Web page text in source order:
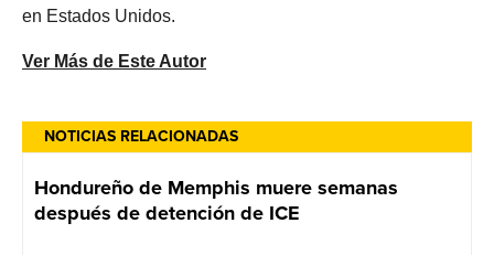
NOTICIAS RELACIONADAS
Hondureño de Memphis muere semanas
después de detención de ICE
en Estados Unidos.
Ver Más de Este Autor